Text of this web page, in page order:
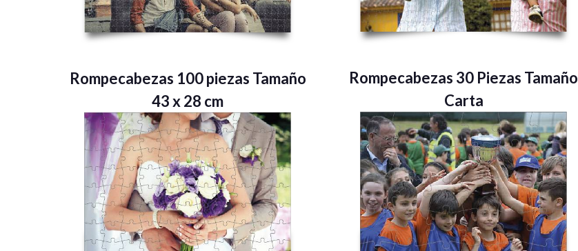
Rompecabezas 100 piezas Tamaño
43 x 28 cm
Rompecabezas 30 Piezas Tamaño
Carta